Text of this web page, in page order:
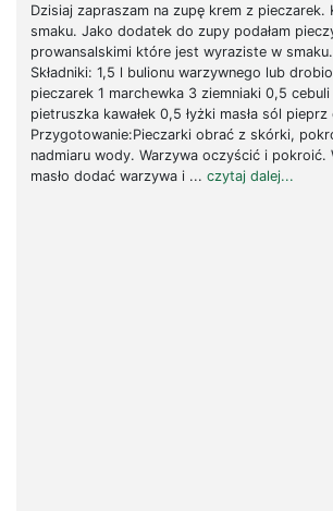
Dzisiaj zapraszam na zupę krem z pieczarek.
smaku. Jako dodatek do zupy podałam
prowansalskimi które jest wyraziste w smaku.
Składniki: 1,5 l bulionu warzywnego lub
pieczarek 1 marchewka 3 ziemniaki 0,5 cebuli
pietruszka kawałek 0,5 łyżki masła sól
Przygotowanie:Pieczarki obrać z skórki,
nadmiaru wody. Warzywa oczyścić i pokroić.
masło dodać warzywa i ... czytaj dalej...